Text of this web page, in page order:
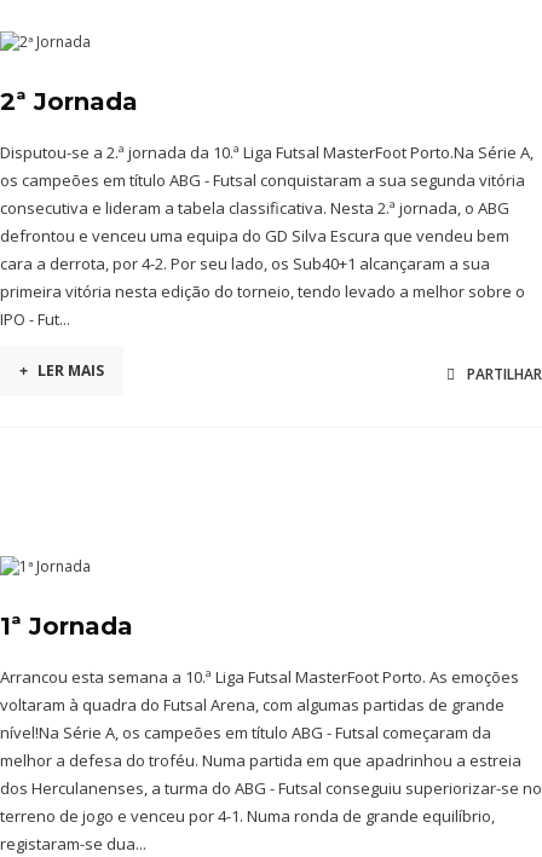
2ª Jornada
Disputou-se a 2.ª jornada da 10.ª Liga Futsal MasterFoot Porto.Na Série A,
os campeões em título ABG - Futsal conquistaram a sua segunda vitória
consecutiva e lideram a tabela classificativa. Nesta 2.ª jornada, o ABG
defrontou e venceu uma equipa do GD Silva Escura que vendeu bem
cara a derrota, por 4-2. Por seu lado, os Sub40+1 alcançaram a sua
primeira vitória nesta edição do torneio, tendo levado a melhor sobre o
IPO - Fut...
+ LER MAIS PARTILHAR
1ª Jornada
Arrancou esta semana a 10.ª Liga Futsal MasterFoot Porto. As emoções
voltaram à quadra do Futsal Arena, com algumas partidas de grande
nível!Na Série A, os campeões em título ABG - Futsal começaram da
melhor a defesa do troféu. Numa partida em que apadrinhou a estreia
dos Herculanenses, a turma do ABG - Futsal conseguiu superiorizar-se no
terreno de jogo e venceu por 4-1. Numa ronda de grande equilíbrio,
registaram-se dua...